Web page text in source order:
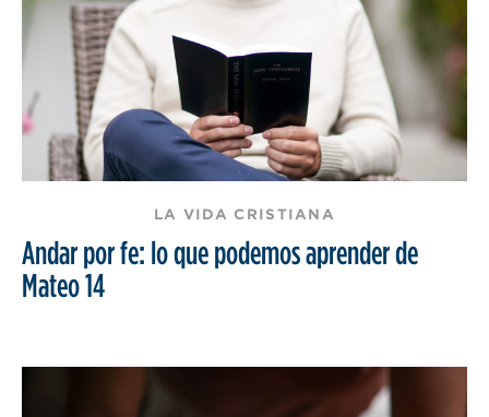
LA VIDA CRISTIANA
Andar por fe: lo que podemos aprender de
Mateo 14